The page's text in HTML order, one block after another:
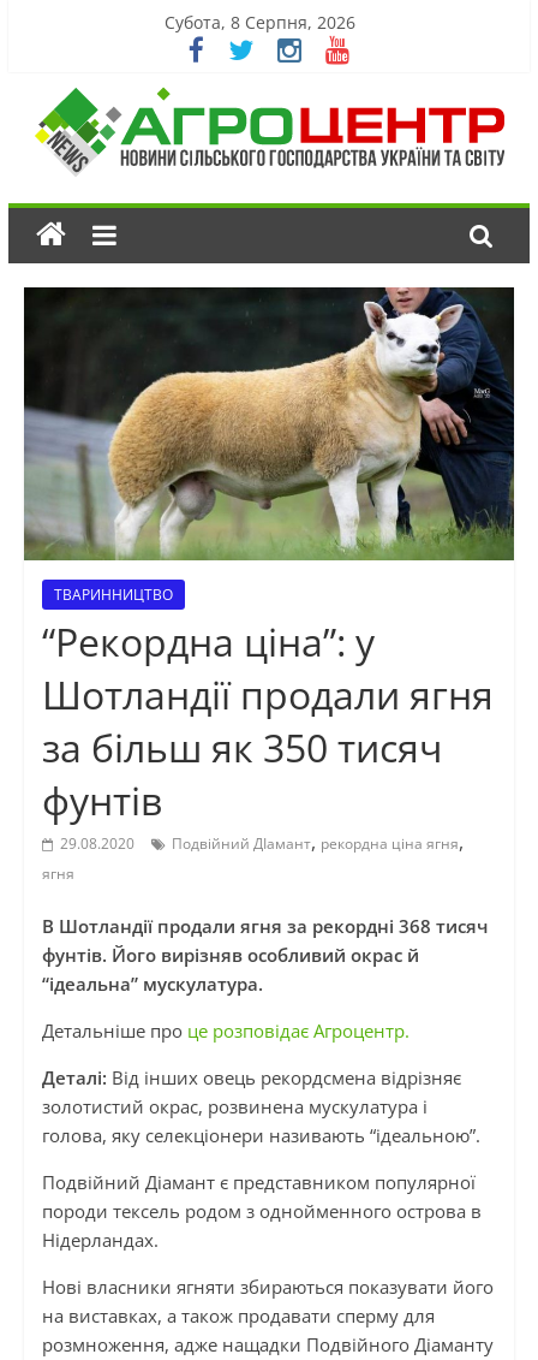
Субота, 8 Серпня, 2026
ТВАРИННИЦТВО
“Рекордна ціна”: у
Шотландії продали ягня
за більш як 350 тисяч
фунтів
29.08.2020 Подвійний ДІамант, рекордна ціна ягня,
ягня
В Шотландії продали ягня за рекордні 368 тисяч
фунтів. Його вирізняв особливий окрас й
“ідеальна” мускулатура.
Детальніше про це розповідає Агроцентр.
Деталі: Від інших овець рекордсмена відрізняє
золотистий окрас, розвинена мускулатура і
голова, яку селекціонери називають “ідеальною”.
Подвійний Діамант є представником популярної
породи тексель родом з однойменного острова в
Нідерландах.
Нові власники ягняти збираються показувати його
на виставках, а також продавати сперму для
розмноження, адже нащадки Подвійного Діаманту